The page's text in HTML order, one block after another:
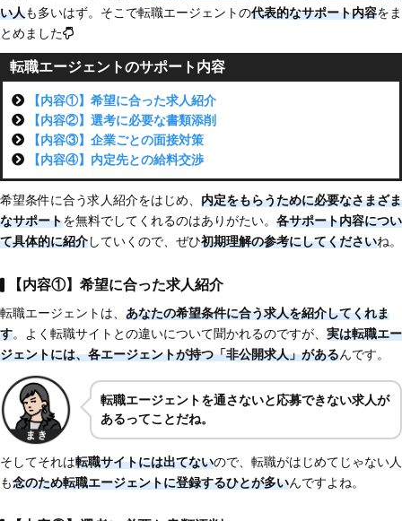
い人も多いはず。そこで転職エージェントの代表的なサポート内容をま
とめました
転職エージェントのサポート内容
【内容①】希望に合った求人紹介
【内容②】選考に必要な書類添削
【内容③】企業ごとの面接対策
【内容④】内定先との給料交渉
希望条件に合う求人紹介をはじめ、 内定をもらうために必要なさまざま
なサポートを無料でしてくれるのはありがたい。 各サポート内容につい
て具体的に紹介していくので、ぜひ初期理解の参考にしてくださいね。
【内容①】希望に合った求人紹介
転職エージェントは、 あなたの希望条件に合う求人を紹介してくれま
す。よく転職サイトとの違いについて聞かれるのですが、 実は転職エー
ジェントには、各エージェントが持つ「非公開求人」があるんです。
転職エージェントを通さないと応募できない求人が
あるってことだね。
そしてそれは転職サイトには出てないので、転職がはじめてじゃない人
も念のため転職エージェントに登録するひとが多いんですよね。